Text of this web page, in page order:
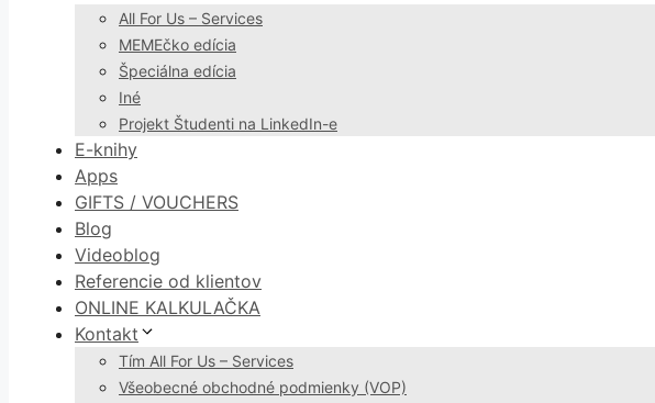
All For Us – Services
MEMEčko edícia
Špeciálna edícia
Iné
Projekt Študenti na LinkedIn-e
E-knihy
Apps
GIFTS / VOUCHERS
Blog
Videoblog
Referencie od klientov
ONLINE KALKULAČKA
Kontakt
Tím All For Us – Services
Všeobecné obchodné podmienky (VOP)